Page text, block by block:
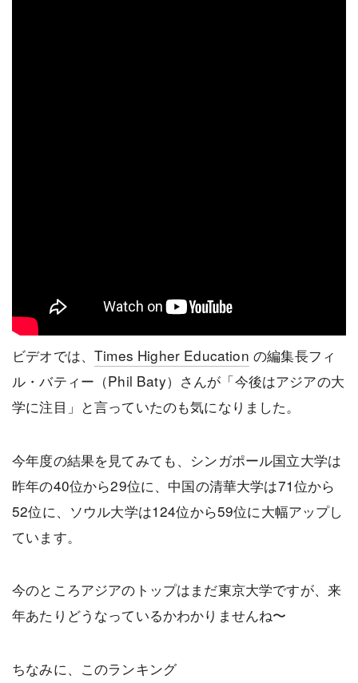
ビデオでは、Times Higher Education の編集長フィ
ル・バティー（Phil Baty）さんが「今後はアジアの大
学に注目」と言っていたのも気になりました。
今年度の結果を見てみても、シンガポール国立大学は
昨年の40位から29位に、中国の清華大学は71位から
52位に、ソウル大学は124位から59位に大幅アップし
ています。
今のところアジアのトップはまだ東京大学ですが、来
年あたりどうなっているかわかりませんね〜
ちなみに、このランキング